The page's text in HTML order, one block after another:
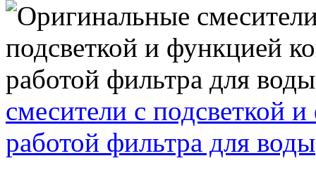
смесители с подсветкой
работой фильтра для воды